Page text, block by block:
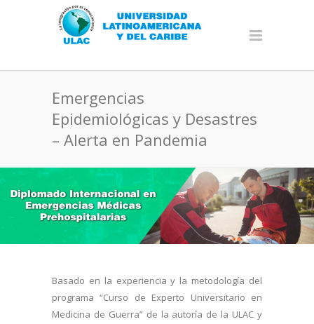
Emergencias
Epidemiológicas y Desastres
– Alerta en Pandemia
Basado en la experiencia y la metodología del
programa “Curso de Experto Universitario en
Medicina de Guerra” de la autoría de la ULAC y